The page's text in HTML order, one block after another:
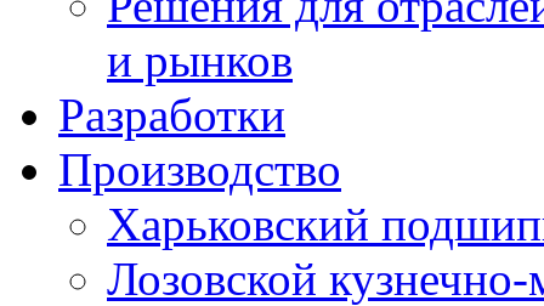
и рынков
Разработки
Производство
Харьковский
Лозовской